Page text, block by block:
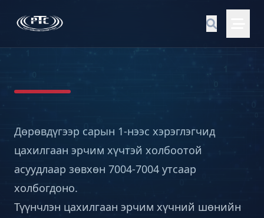
Дөрөвдүгээр сарын 1-нээс хэрэглэгчид
цахилгаан эрчим хүчтэй холбоотой
асуудлаар зөвхөн 7004-7004 утсаар
холбогдоно.
Түүнчлэн цахилгаан эрчим хүчний шөнийн